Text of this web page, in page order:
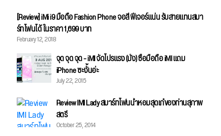
[Review] iMi i9 มือถือ Fashion Phone จอสี ฟีเจอร์แน่น รับสายแทนสมา
ร์ทโฟนได้ ในราคา 1,699 บาท
February 12, 2018
จุด จุด จุด - iMI จัดโปรแรง (มั้ง) ซื้อมือถือ iMI แถม
iPhone ซะงั้นอ่ะ
July 22, 2015
Review IMI Lady สมาร์ทโฟนน้ำหอมสุดเก๋ของท่านสุภาพ
สตรี
October 25, 2014